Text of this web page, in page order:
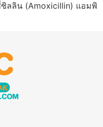
ลลิน (Amoxicillin) แอมพิ